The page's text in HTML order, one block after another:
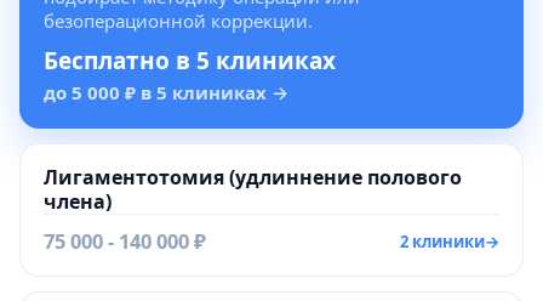
безоперационной коррекции.
Бесплатно в 5 клиниках
до 5 000 ₽ в 5 клиниках →
Лигаментотомия (удлиннение полового
члена)
75 000 - 140 000 ₽ 2 клиники→